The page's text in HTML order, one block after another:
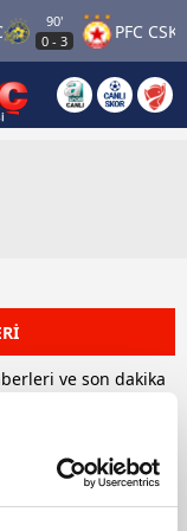
90'
0-3 PFC
ve son dakika
Açık Dünya